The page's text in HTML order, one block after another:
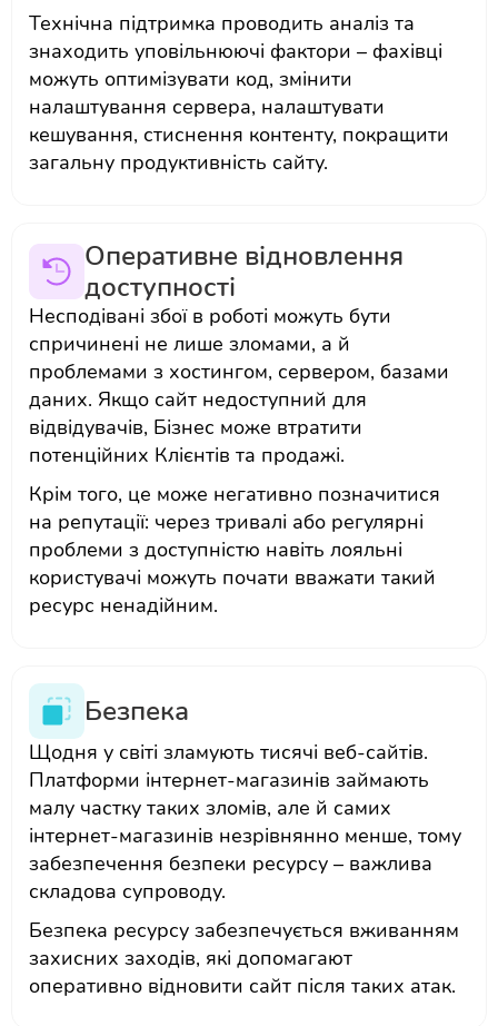
Технічна підтримка проводить аналіз та
знаходить уповільнюючі фактори – фахівці
можуть оптимізувати код, змінити
налаштування сервера, налаштувати
кешування, стиснення контенту, покращити
загальну продуктивність сайту.
Оперативне відновлення
доступності
Несподівані збої в роботі можуть бути
спричинені не лише зломами, а й
проблемами з хостингом, сервером, базами
даних. Якщо сайт недоступний для
відвідувачів, Бізнес може втратити
потенційних Клієнтів та продажі.
Крім того, це може негативно позначитися
на репутації: через тривалі або регулярні
проблеми з доступністю навіть лояльні
користувачі можуть почати вважати такий
ресурс ненадійним.
Безпека
Щодня у світі зламують тисячі веб-сайтів.
Платформи інтернет-магазинів займають
малу частку таких зломів, але й самих
інтернет-магазинів незрівнянно менше, тому
забезпечення безпеки ресурсу – важлива
складова супроводу.
Безпека ресурсу забезпечується вживанням
захисних заходів, які допомагают
оперативно відновити сайт після таких атак.